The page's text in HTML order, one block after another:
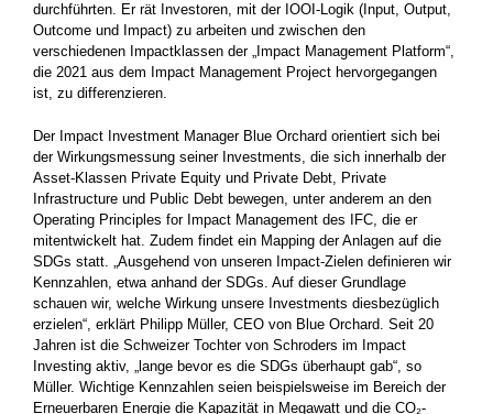
durchführten. Er rät ­Investoren, mit der IOOI-Logik (Input, Output,
Outcome und ­Impact) zu arbeiten und zwischen den
verschiedenen Impact­klassen der „Impact Management Platform“,
die 2021 aus dem ­Impact Management Project hervorgegangen
ist, zu differenzieren.
Der Impact Investment Manager Blue Orchard orientiert sich bei
der Wirkungsmessung seiner Investments, die sich innerhalb der
Asset-Klassen Private Equity und Private Debt, Private
Infrastructure und Public Debt bewegen, unter anderem an den
Operating Principles for Impact Management des IFC, die er
mitentwickelt hat. Zudem findet ein Mapping der Anlagen auf die
SDGs statt. „Ausgehend von unseren Impact-Zielen definieren wir
Kennzahlen, etwa anhand der SDGs. Auf dieser Grundlage
schauen wir, ­welche Wirkung unsere Investments diesbezüglich
erzielen“, ­erklärt Philipp Müller, CEO von Blue Orchard. Seit 20
Jahren ist die Schweizer Tochter von Schroders im Impact
Investing aktiv, „lange bevor es die SDGs überhaupt gab“, so
Müller. Wichtige Kennzahlen seien beispielsweise im Bereich der
Erneuerbaren Energie die ­Kapazität in Megawatt und die CO₂-